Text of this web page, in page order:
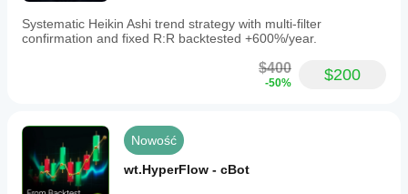
Systematic Heikin Ashi trend strategy with multi-filter
confirmation and fixed R:R backtested +600%/year.
$400
-50% $200
Nowość
wt.HyperFlow - cBot